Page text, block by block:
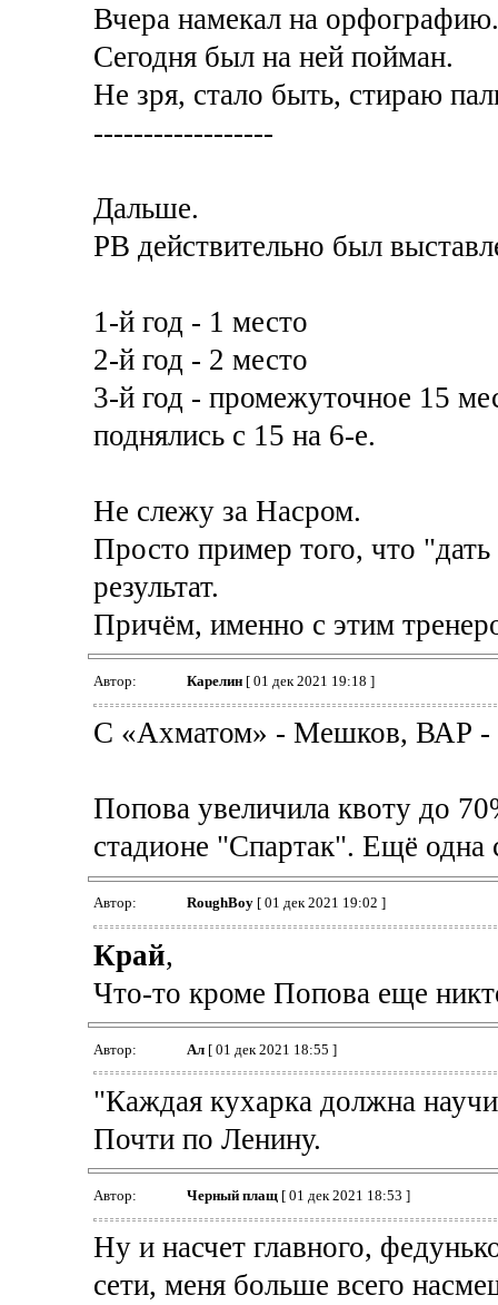
Вчера намекал на орфографию.
Сегодня был на ней пойман.
Не зря, стало быть, стираю
------------------
Дальше.
РВ действительно был
1-й год - 1 место
2-й год - 2 место
3-й год - промежуточное 15
поднялись с 15 на 6-е.
Не слежу за Насром.
Просто пример того, что "дать
результат.
Причём, именно с этим
Автор: Карелин[ 01 дек 2021 19:18 ]
С «Ахматом» - Мешков, ВАР -
Попова увеличила квоту до
стадионе "Спартак". Ещё одна
Автор: RoughBoy[ 01 дек 2021 19:02 ]
Край,
Что-то кроме Попова еще
Автор: Ал[ 01 дек 2021 18:55 ]
"Каждая кухарка должна
Почти по Ленину.
Автор: Черный плащ[ 01 дек 2021 18:53 ]
Ну и насчет главного,
сети, меня больше всего